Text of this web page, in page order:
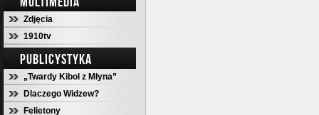
Zdjęcia
1910tv
PUBLICYSTYKA
„Twardy Kibol z Młyna”
Dlaczego Widzew?
Felietony